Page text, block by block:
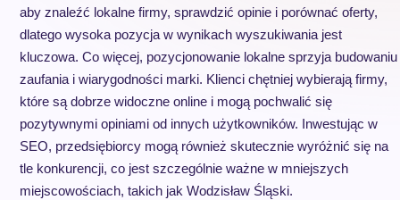
aby znaleźć lokalne firmy, sprawdzić opinie i porównać oferty,
dlatego wysoka pozycja w wynikach wyszukiwania jest
kluczowa. Co więcej, pozycjonowanie lokalne sprzyja budowaniu
zaufania i wiarygodności marki. Klienci chętniej wybierają firmy,
które są dobrze widoczne online i mogą pochwalić się
pozytywnymi opiniami od innych użytkowników. Inwestując w
SEO, przedsiębiorcy mogą również skutecznie wyróżnić się na
tle konkurencji, co jest szczególnie ważne w mniejszych
miejscowościach, takich jak Wodzisław Śląski.